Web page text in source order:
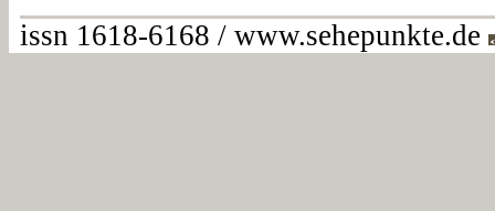
issn 1618-6168 / www.sehepunkte.de